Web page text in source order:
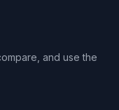
and use the